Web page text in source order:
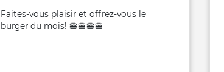
Faites-vous plaisir et offrez-vous le
burger du mois! 🍔🍔🍔🍔